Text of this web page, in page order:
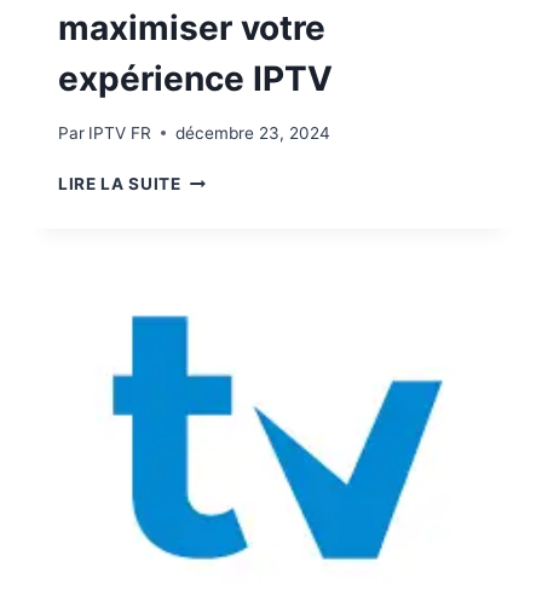
maximiser votre
expérience IPTV
Par IPTV FR décembre 23, 2024
LIRE LA SUITE